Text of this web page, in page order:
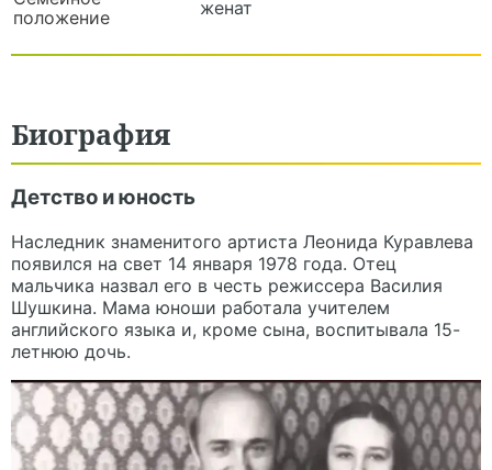
положение
женат
Биография
Детство и юность
Наследник знаменитого артиста Леонида Куравлева
появился на свет 14 января 1978 года. Отец
мальчика назвал его в честь режиссера Василия
Шушкина. Мама юноши работала учителем
английского языка и, кроме сына, воспитывала 15-
летнюю дочь.